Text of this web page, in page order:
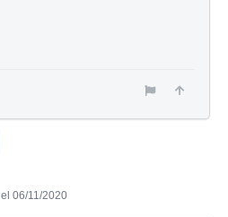
el 06/11/2020